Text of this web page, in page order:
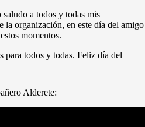
a todos y todas mis
la organización, en este día del amigo
momentos.
para todos y todas. Feliz día del
Alderete: